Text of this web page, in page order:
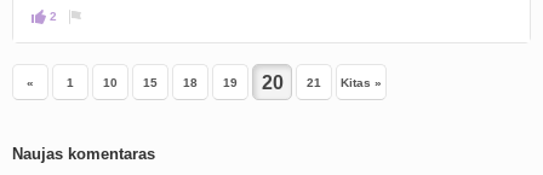
2
« 1 10 15 18 19 21 Kitas »
Naujas komentaras